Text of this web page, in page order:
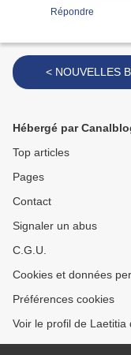
Répondre
< NOUVELLES
Hébergé par
Top articles
Pages
Contact
Signaler un abus
C.G.U.
Cookies et données
Préférences cookies
Voir le profil de